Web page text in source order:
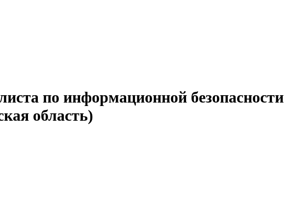
по информационной безопасности
область)